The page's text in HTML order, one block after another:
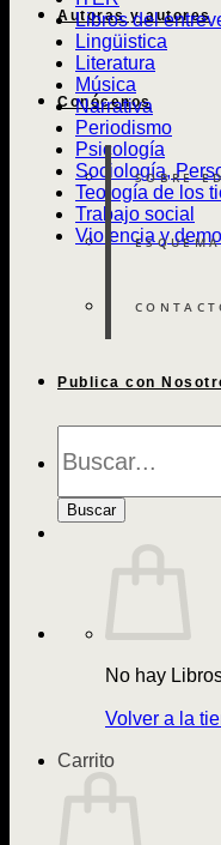
Autoras y autores
Conócenos
SOBRE
Publica con
de
Buscar
No hay
Volver a la
Carrito
Libros del
Lingüistica
Literatura
Música
Narrativa
Periodismo
Psicología
Sociología,
Teología de los
Trabajo social
Violencia y